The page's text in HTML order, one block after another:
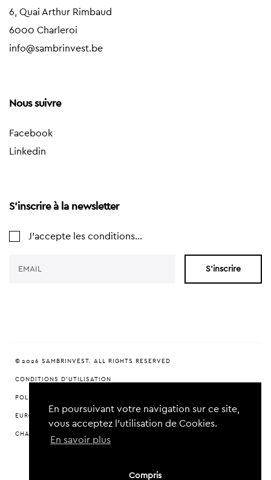
En poursuivant votre navigation sur ce site,
vous acceptez l’utilisation de Cookies.
En savoir plus
Compris
6, Quai Arthur Rimbaud
6000 Charleroi
info@sambrinvest.be
Nous suivre
Facebook
Linkedin
S'inscrire à la newsletter
J'accepte les conditions...
S'inscrire
© 2026 SAMBRINVEST. ALL RIGHTS RESERVED
CONDITIONS D'UTILISATION
POLITIQUE DE CONFIDENTIALITÉ
EUROPEAN VENTURE CAPITAL FOR CHARLEROI (EVCC)
CHARTE DURABILITÉ